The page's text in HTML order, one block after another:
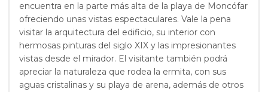
encuentra en la parte más alta de la playa de Moncófar
ofreciendo unas vistas espectaculares. Vale la pena
visitar la arquitectura del edificio, su interior con
hermosas pinturas del siglo XIX y las impresionantes
vistas desde el mirador. El visitante también podrá
apreciar la naturaleza que rodea la ermita, con sus
aguas cristalinas y su playa de arena, además de otros